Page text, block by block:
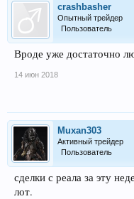
crashbasher
Опытный трейдер
Пользователь
Вроде уже достаточно
14 июн 2018
Muxan303
Активный трейдер
Пользователь
сделки с реала за эту
лот.